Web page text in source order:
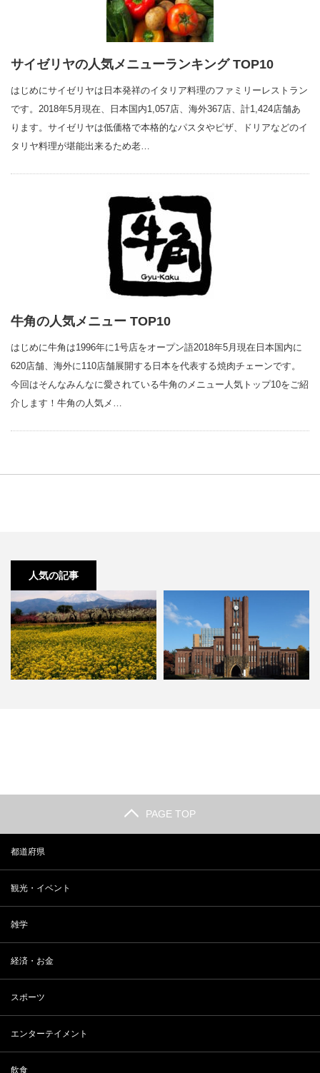
サイゼリヤの人気メニューランキング TOP10
はじめにサイゼリヤは日本発祥のイタリア料理のファミリーレストラン
です。2018年5月現在、日本国内1,057店、海外367店、計1,424店舗あ
ります。サイゼリヤは低価格で本格的なパスタやピザ、ドリアなどのイ
タリヤ料理が堪能出来るため老…
牛角の人気メニュー TOP10
はじめに牛角は1996年に1号店をオープン語2018年5月現在日本国内に
620店舗、海外に110店舗展開する日本を代表する焼肉チェーンです。
今回はそんなみんなに愛されている牛角のメニュー人気トップ10をご紹
介します！牛角の人気メ…
人気の記事
PAGE TOP
都道府県
観光・イベント
雑学
経済・お金
スポーツ
エンターテイメント
飲食